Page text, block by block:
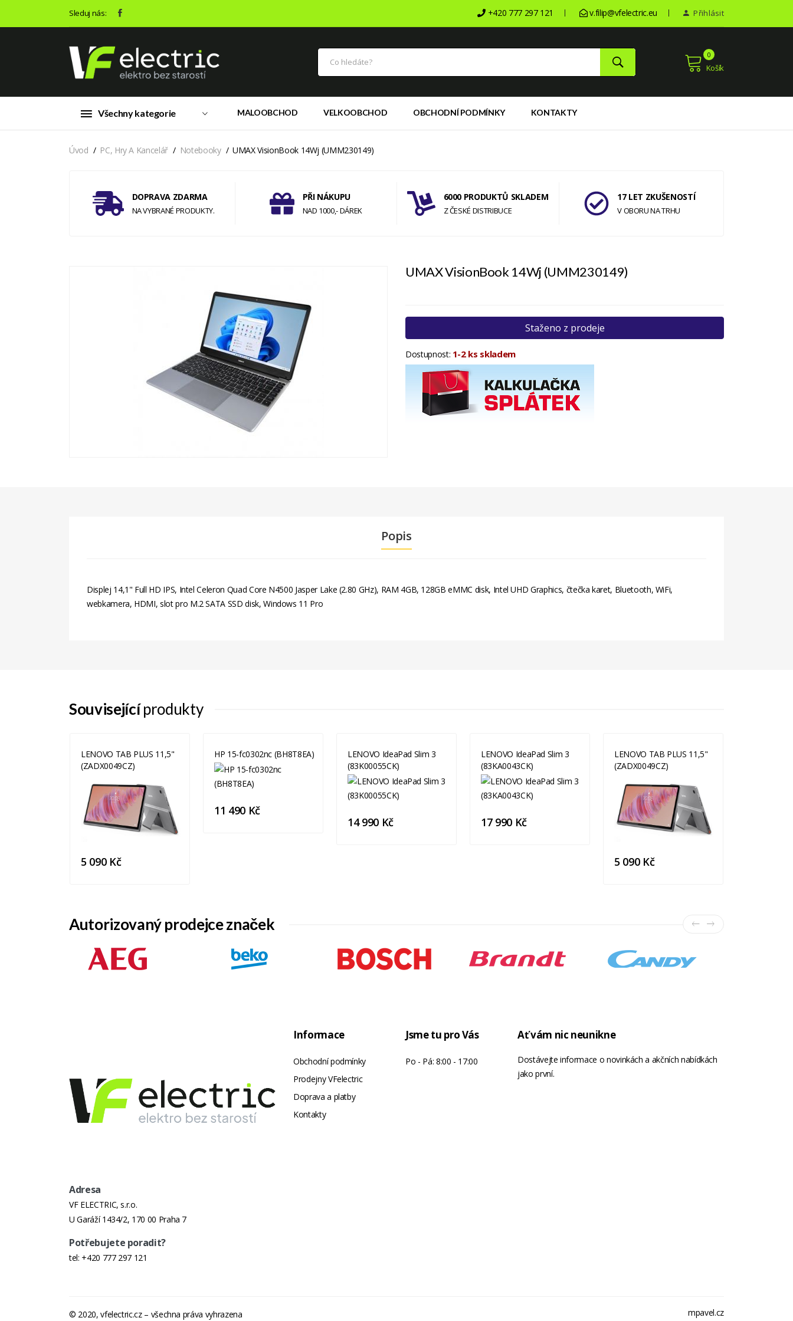
Sleduj nás: +420 777 297 121 v.filip@vfelectric.eu Přihlásit
Košík
0
Všechny kategorie MALOOBCHOD VELKOOBCHOD OBCHODNÍ PODMÍNKY KONTAKTY
Úvod PC, Hry A Kancelář Notebooky UMAX VisionBook 14Wj (UMM230149)
DOPRAVA ZDARMA
NA VYBRANÉ PRODUKTY.
PŘI NÁKUPU
NAD 1000,- DÁREK
6000 PRODUKTŮ SKLADEM
Z ČESKÉ DISTRIBUCE
17 LET ZKUŠENOSTÍ
V OBORU NA TRHU
UMAX VisionBook 14Wj (UMM230149)
Staženo z prodeje
Dostupnost: 1-2 ks skladem
Popis
Displej 14,1" Full HD IPS, Intel Celeron Quad Core N4500 Jasper Lake (2.80 GHz), RAM 4GB, 128GB eMMC disk, Intel UHD Graphics, čtečka karet, Bluetooth, WiFi,
webkamera, HDMI, slot pro M.2 SATA SSD disk, Windows 11 Pro
Související produkty
LENOVO TAB PLUS 11,5"
(ZADX0049CZ)
5 090 Kč
HP 15-fc0302nc (BH8T8EA)
11 490 Kč
LENOVO IdeaPad Slim 3
(83K00055CK)
14 990 Kč
LENOVO IdeaPad Slim 3
(83KA0043CK)
17 990 Kč
LENOVO TAB PLUS 11,5"
(ZADX0049CZ)
5 090 Kč
Autorizovaný prodejce značek
Adresa
VF ELECTRIC, s.r.o.
U Garáží 1434/2, 170 00 Praha 7
Potřebujete poradit?
tel: +420 777 297 121
Informace
Obchodní podmínky
Prodejny VFelectric
Doprava a platby
Kontakty
Jsme tu pro Vás
Po - Pá: 8:00 - 17:00
Ať vám nic neunikne
Dostávejte informace o novinkách a akčních nabídkách
jako první.
© 2020, vfelectric.cz – všechna práva vyhrazena mpavel.cz